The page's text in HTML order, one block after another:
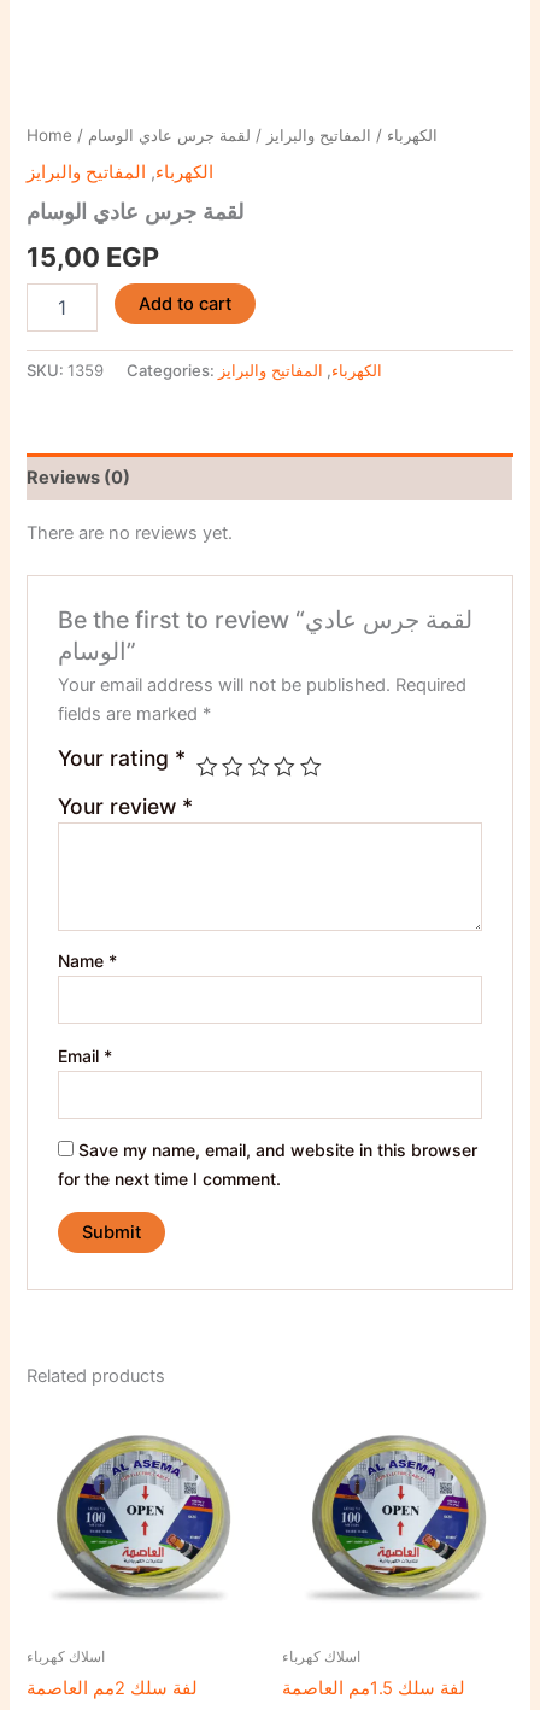
Home / الكهرباء / المفاتيح والبرايز / لقمة جرس عادي الوسام
الكهرباء, المفاتيح والبرايز
لقمة جرس عادي الوسام
15,00 EGP
Add to cart
SKU:1359 Categories: الكهرباء, المفاتيح والبرايز
Reviews (0)
There are no reviews yet.
Be the first to review “لقمة جرس عادي
الوسام”
Your email address will not be published. Required
fields are marked *
Your rating *
Your review *
Name *
Email *
Save my name, email, and website in this browser
for the next time I comment.
Related products
اسلاك كهرباء
لفة سلك 2مم العاصمة
اسلاك كهرباء
لفة سلك 1.5مم العاصمة